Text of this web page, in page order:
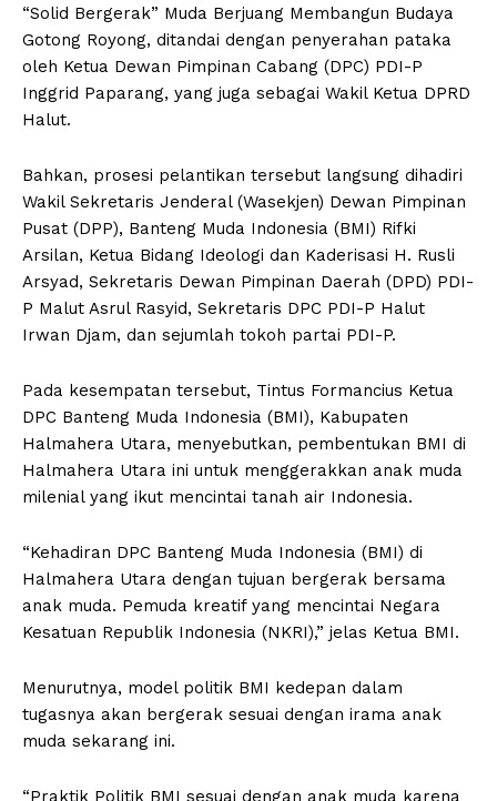
“Solid Bergerak” Muda Berjuang Membangun Budaya
Gotong Royong, ditandai dengan penyerahan pataka
oleh Ketua Dewan Pimpinan Cabang (DPC) PDI-P
Inggrid Paparang, yang juga sebagai Wakil Ketua DPRD
Halut.
Bahkan, prosesi pelantikan tersebut langsung dihadiri
Wakil Sekretaris Jenderal (Wasekjen) Dewan Pimpinan
Pusat (DPP), Banteng Muda Indonesia (BMI) Rifki
Arsilan, Ketua Bidang Ideologi dan Kaderisasi H. Rusli
Arsyad, Sekretaris Dewan Pimpinan Daerah (DPD) PDI-
P Malut Asrul Rasyid, Sekretaris DPC PDI-P Halut
Irwan Djam, dan sejumlah tokoh partai PDI-P.
Pada kesempatan tersebut, Tintus Formancius Ketua
DPC Banteng Muda Indonesia (BMI), Kabupaten
Halmahera Utara, menyebutkan, pembentukan BMI di
Halmahera Utara ini untuk menggerakkan anak muda
milenial yang ikut mencintai tanah air Indonesia.
“Kehadiran DPC Banteng Muda Indonesia (BMI) di
Halmahera Utara dengan tujuan bergerak bersama
anak muda. Pemuda kreatif yang mencintai Negara
Kesatuan Republik Indonesia (NKRI),” jelas Ketua BMI.
Menurutnya, model politik BMI kedepan dalam
tugasnya akan bergerak sesuai dengan irama anak
muda sekarang ini.
“Praktik Politik BMI sesuai dengan anak muda karena